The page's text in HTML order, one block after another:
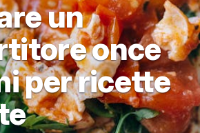
un
once
per ricette